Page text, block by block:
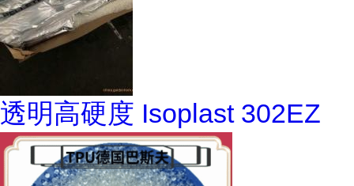
透明高硬度 Isoplast 302EZ